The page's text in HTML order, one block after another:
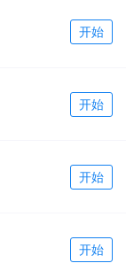
开始
开始
开始
开始